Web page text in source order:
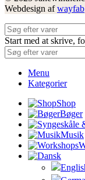
Webdesign afwayfab
Start med at skrive,
Menu
Kategorier
Shop
Bøger
Musik